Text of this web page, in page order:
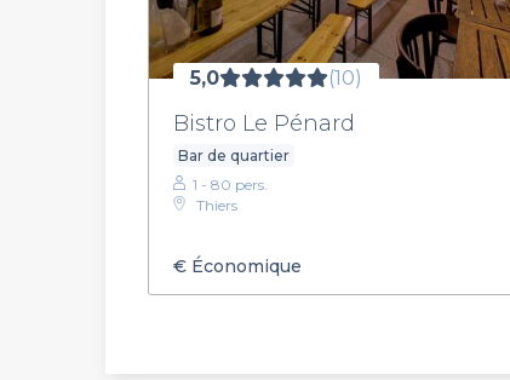
5,0 (10)
Bistro Le Pénard
Bar de quartier
1 - 80 pers.
Thiers
€ Économique